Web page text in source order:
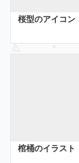
桜型のアイコン
棺桶のイラスト